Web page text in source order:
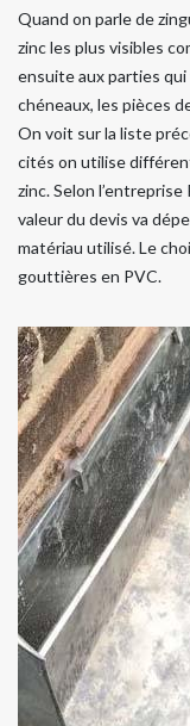
Quand on parle de
zinc les plus visibles
ensuite aux parties
chéneaux, les pièces
On voit sur la liste
cités on utilise
zinc. Selon
valeur du devis va
matériau utilisé. Le
gouttières en PVC.